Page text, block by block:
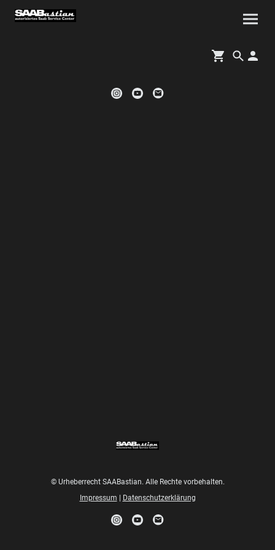
© Urheberrecht SAABastian. Alle Rechte vorbehalten.
Impressum | Datenschutzerklärung